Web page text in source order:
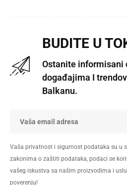
BUDITE U
Ostanite informisani
događajima I
Balkanu.
Vaša privatnost i sigurnost podataka su u
zakonima o zaštiti podataka, podaci se
vašeg iskustva sa našim proizvodima i
poverenju!